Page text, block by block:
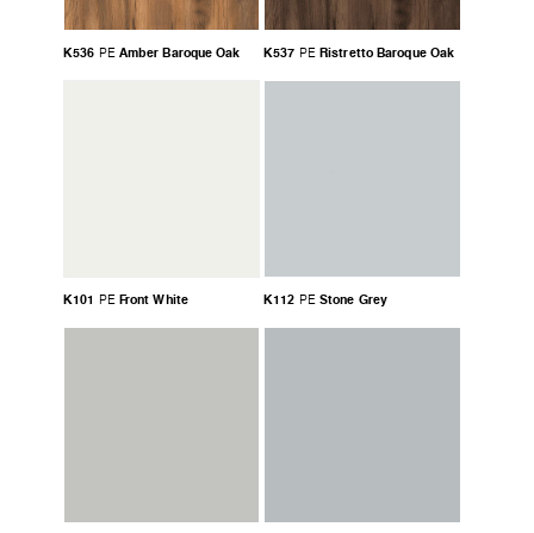
K536 PE Amber Baroque Oak K537 PE Ristretto Baroque Oak
K101 PE Front White K112 PE Stone Grey